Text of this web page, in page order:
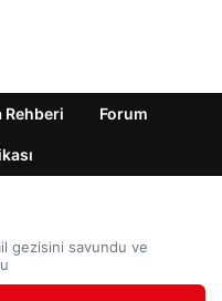
Rehberi Forum
gezisini savundu ve